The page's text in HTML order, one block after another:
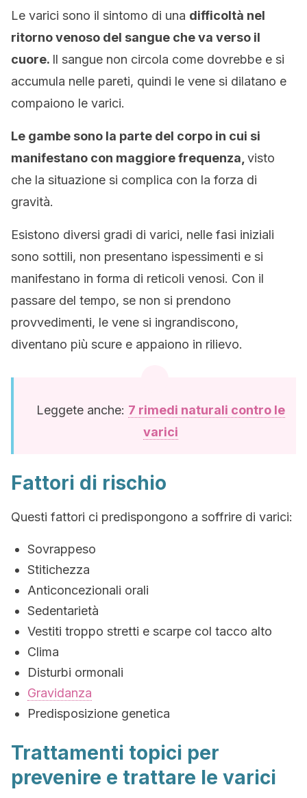
Le varici sono il sintomo di una difficoltà nel
ritorno venoso del sangue che va verso il
cuore. Il sangue non circola come dovrebbe e si
accumula nelle pareti, quindi le vene si dilatano e
compaiono le varici.
Le gambe sono la parte del corpo in cui si
manifestano con maggiore frequenza, visto
che la situazione si complica con la forza di
gravità.
Esistono diversi gradi di varici, nelle fasi iniziali
sono sottili, non presentano ispessimenti e si
manifestano in forma di reticoli venosi. Con il
passare del tempo, se non si prendono
provvedimenti, le vene si ingrandiscono,
diventano più scure e appaiono in rilievo.
Leggete anche: 7 rimedi naturali contro le
varici
Fattori di rischio
Questi fattori ci predispongono a soffrire di varici:
Sovrappeso
Stitichezza
Anticoncezionali orali
Sedentarietà
Vestiti troppo stretti e scarpe col tacco alto
Clima
Disturbi ormonali
Gravidanza
Predisposizione genetica
Trattamenti topici per
prevenire e trattare le varici